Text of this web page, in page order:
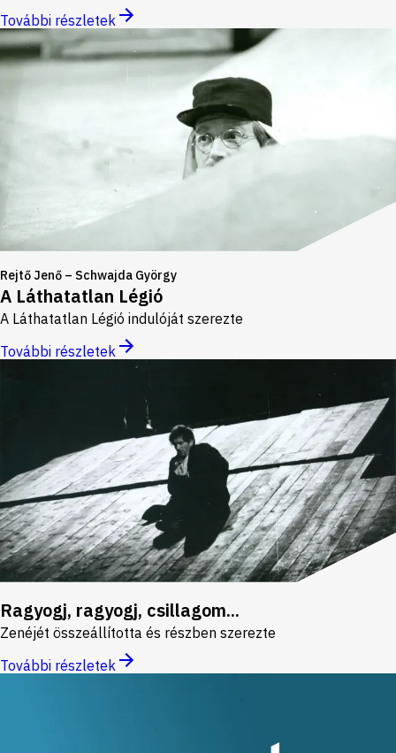
További részletek
Rejtő Jenő – Schwajda György
A Láthatatlan Légió
A Láthatatlan Légió indulóját szerezte
További részletek
Ragyogj, ragyogj, csillagom...
Zenéjét összeállította és részben szerezte
További részletek